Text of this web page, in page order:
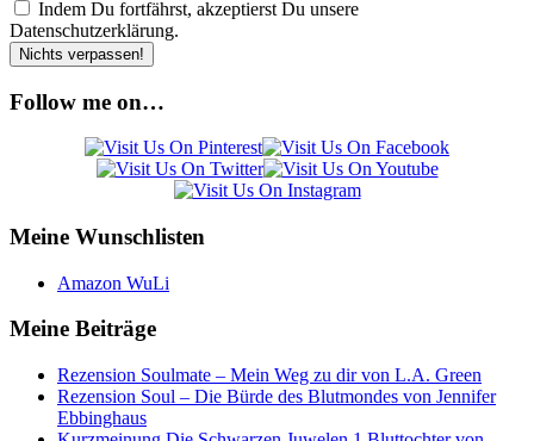
Indem Du fortfährst, akzeptierst Du unsere
Datenschutzerklärung.
Follow me on…
Meine Wunschlisten
Amazon WuLi
Meine Beiträge
Rezension Soulmate – Mein Weg zu dir von L.A. Green
Rezension Soul – Die Bürde des Blutmondes von Jennifer
Ebbinghaus